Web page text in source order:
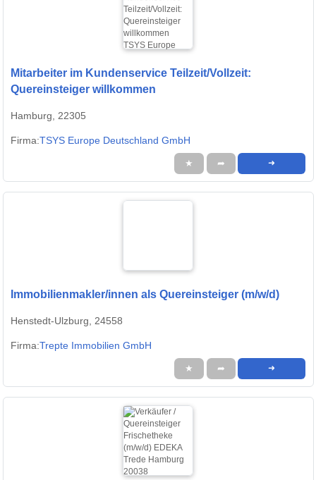
Mitarbeiter im Kundenservice Teilzeit/Vollzeit:
Quereinsteiger willkommen
Hamburg, 22305
Firma:TSYS Europe Deutschland GmbH
★ ➦ ➜
Immobilienmakler/innen als Quereinsteiger (m/w/d)
Henstedt-Ulzburg, 24558
Firma:Trepte Immobilien GmbH
★ ➦ ➜